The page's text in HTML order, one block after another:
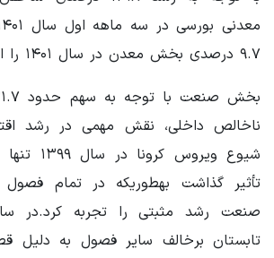
۹.۷ درصدی بخش معدن در سال ۱۴۰۱ را انتظار داشت.
ناخالص داخلی، نقش مهمی در رشد
شیوع
تابستان برخالف سایر فصول به دلیل